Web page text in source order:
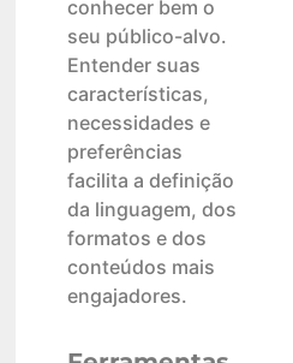
conhecer bem o
seu público-alvo.
Entender suas
características,
necessidades e
preferências
facilita a definição
da linguagem, dos
formatos e dos
conteúdos mais
engajadores.